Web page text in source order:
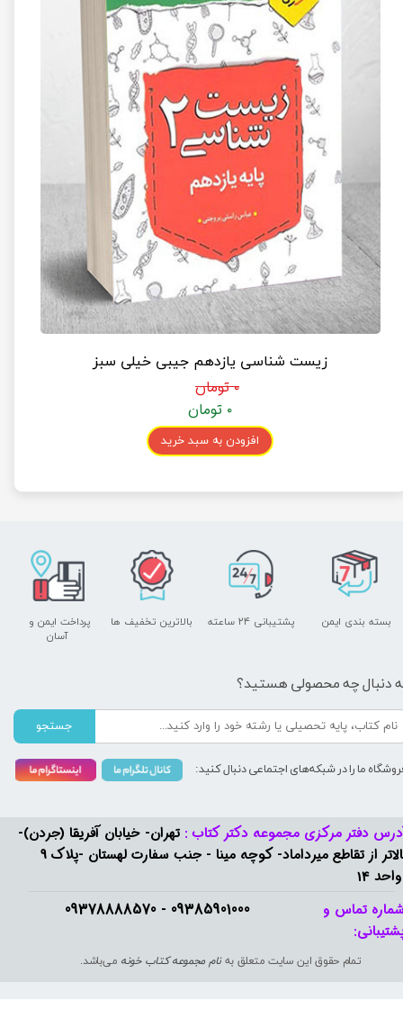
زیست شناسی یازدهم جیبی خیلی سبز
۰ تومان
۰ تومان
افزودن به سبد خرید
09385901000 - 09378888570​​​​​​​
دفتر مرکزی مجموعه دکتر کتاب : تهران- خیابان آفریقا (جردن)-
بالاتر از تقاطع میرداماد- کوچه مینا - جنب سفارت لهستان -پلاک 9
14
تمام حقوق این سایت متعلق بهنام مجموعه کتاب خونه می‌باشد.
تماس و
پشتیبانی ۲۴ ساعته
پرداخت ایمن و ​​​​​​​
آسان
بسته بندی ایمن بالاترین تخفیف ها
دنبال چه محصولی هستید؟
جستجو
ما را در شبکه‌های اجتماعی دنبال کنید: